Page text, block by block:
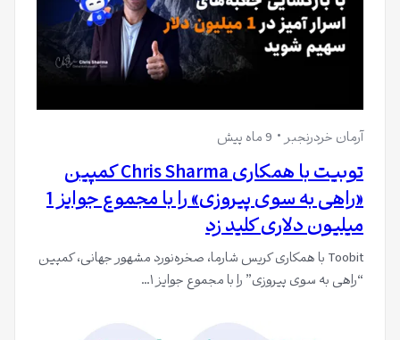
آرمان خردرنجبر 9 ماه پیش
توبیت با همکاری Chris Sharma کمپین
«راهی به سوی پیروزی» را با مجموع جوایز 1
میلیون دلاری کلید زد
Toobit با همکاری کریس شارما، صخره‌نورد مشهور جهانی، کمپین
“راهی به سوی پیروزی” را با مجموع جوایز ۱…